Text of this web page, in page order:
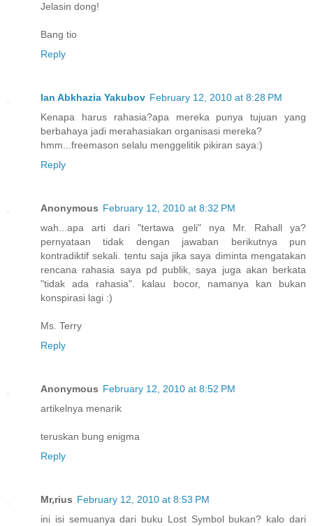
Jelasin dong!
Bang tio
Reply
Ian Abkhazia Yakubov February 12, 2010 at 8:28 PM
Kenapa harus rahasia?apa mereka punya tujuan yang
berbahaya jadi merahasiakan organisasi mereka?
hmm...freemason selalu menggelitik pikiran saya:)
Reply
Anonymous February 12, 2010 at 8:32 PM
wah...apa arti dari "tertawa geli" nya Mr. Rahall ya?
pernyataan tidak dengan jawaban berikutnya pun
kontradiktif sekali. tentu saja jika saya diminta mengatakan
rencana rahasia saya pd publik, saya juga akan berkata
"tidak ada rahasia". kalau bocor, namanya kan bukan
konspirasi lagi :)
Ms. Terry
Reply
Anonymous February 12, 2010 at 8:52 PM
artikelnya menarik
teruskan bung enigma
Reply
Mr,rius February 12, 2010 at 8:53 PM
ini isi semuanya dari buku Lost Symbol bukan? kalo dari